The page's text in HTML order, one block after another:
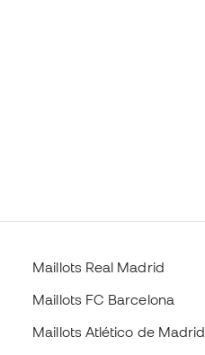
Maillots Real Madrid
Maillots FC Barcelona
Maillots Atlético de Madrid